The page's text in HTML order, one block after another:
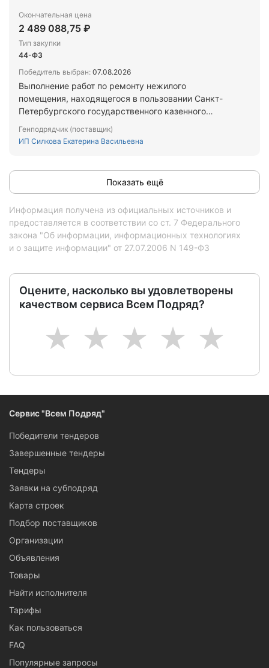
Окончательная цена
2 489 088,75 ₽
Тип закупки
44-ФЗ
Победитель выбран: 07.08.2026
Выполнение работ по ремонту нежилого
помещения, находящегося в пользовании Санкт-
Петербургского государственного казенного
района Санкт-Петербурга", расположенного по
адресу: г. Пушкин, Малая ул., д.14а, литера А, пом.
Генподрядчик (поставщик)
ИП Силкова Екатерина Васильевна
Показать ещё
Информация получена из официальных источников и
предоставляется в соответствии со ст. 7 Федерального
закона "Об информации, информационных технологиях
и о защите информации" от 27.07.2006 N 149-ФЗ
Оцените, насколько вы удовлетворены
качеством сервиса Всем Подряд?
5
4
3
2
1
Сервис "Всем Подряд"
Победители тендеров
Завершенные тендеры
Тендеры
Заявки на субподряд
Карта строек
Подбор поставщиков
Организации
Объявления
Товары
Найти исполнителя
Тарифы
Как пользоваться
FAQ
Популярные запросы